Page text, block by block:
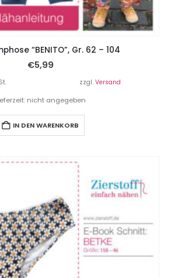
“BENITO”, Gr. 62 – 104
€5,99
zzgl. Versand
nicht angegeben
IN DEN WARENKORB